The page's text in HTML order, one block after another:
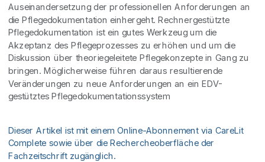
Auseinandersetzung der professionellen Anforderungen an
die Pflegedokumentation einhergeht. Rechnergestützte
Pflegedokumentation ist ein gutes Werkzeug um die
Akzeptanz des Pflegeprozesses zu erhöhen und um die
Diskussion über theoriegeleitete Pflegekonzepte in Gang zu
bringen. Möglicherweise führen daraus resultierende
Veränderungen zu neue Anforderungen an ein EDV-
gestütztes Pflegedokumentationssystem
Dieser Artikel ist mit einem Online-Abonnement via CareLit
Complete sowie über die Rechercheoberfläche der
Fachzeitschrift zugänglich.